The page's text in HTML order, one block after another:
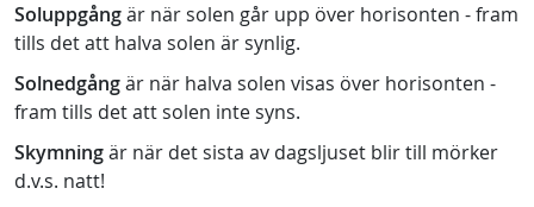
Soluppgångär när solen går upp över horisonten - fram
tills det att halva solen är synlig.
Solnedgångär när halva solen visas över horisonten -
fram tills det att solen inte syns.
Skymningär när det sista av dagsljuset blir till mörker
d.v.s. natt!